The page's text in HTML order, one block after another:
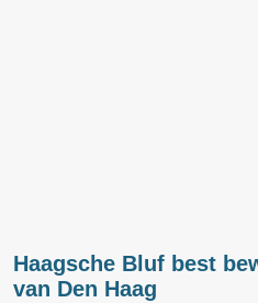
Haagsche Bluf best
van Den Haag